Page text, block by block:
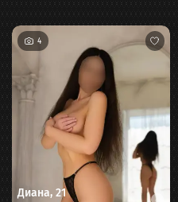
Диана, 21
4